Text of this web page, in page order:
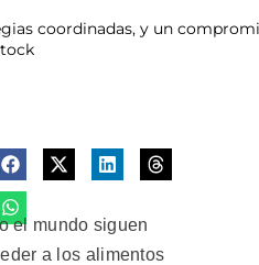
coordinadas, y un
el mundo siguen
a los alimentos